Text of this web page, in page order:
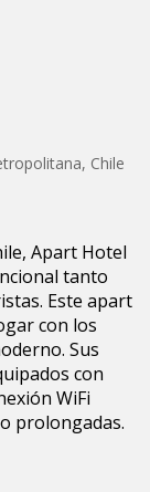
, Chile
Apart Hotel
tanto
Este apart
con los
Sus
con
WiFi
prolongadas.